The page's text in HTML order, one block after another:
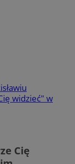
widzieć" w
Cię